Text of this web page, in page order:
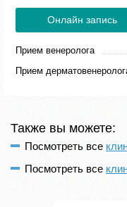
Онлайн запись
Прием венеролога
Прием
Также вы можете:
Посмотреть все
Посмотреть все